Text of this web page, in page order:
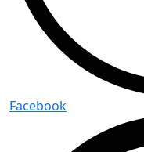
Facebook